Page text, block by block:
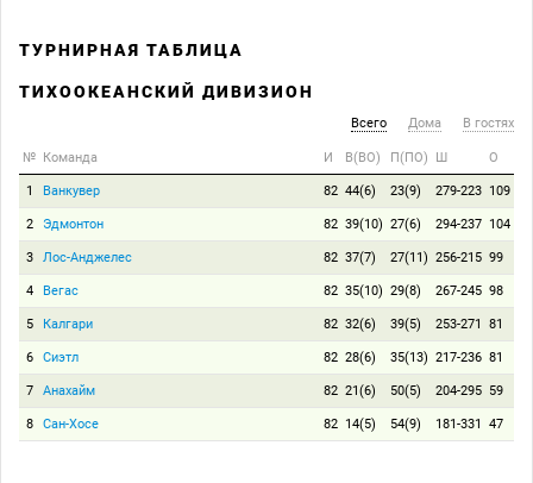
ТУРНИРНАЯ ТАБЛИЦА
ТИХООКЕАНСКИЙ ДИВИЗИОН
Всего Дома В гостях
№ Команда И В(ВО) П(ПО) Ш О
1 Ванкувер 82 44(6) 23(9) 279-223 109
2 Эдмонтон 82 39(10) 27(6) 294-237 104
3 Лос-Анджелес 82 37(7) 27(11) 256-215 99
4 Вегас 82 35(10) 29(8) 267-245 98
5 Калгари 82 32(6) 39(5) 253-271 81
6 Сиэтл 82 28(6) 35(13) 217-236 81
7 Анахайм 82 21(6) 50(5) 204-295 59
8 Сан-Хосе 82 14(5) 54(9) 181-331 47